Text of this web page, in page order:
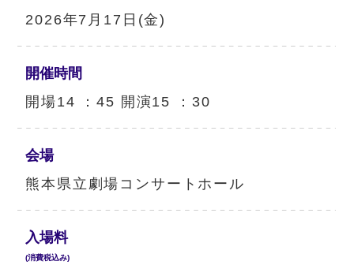
2026年7月17日(金)
開催時間
開場14 ：45 開演15 ：30
会場
熊本県立劇場コンサートホール
入場料
(消費税込み)